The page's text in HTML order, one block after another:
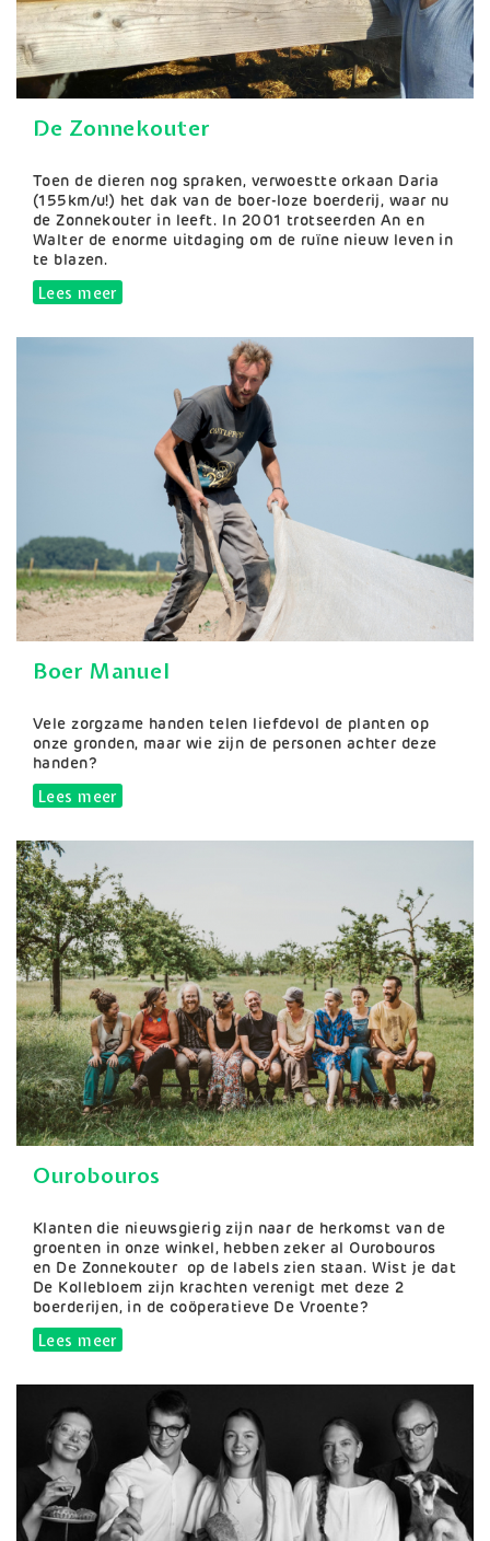
De Zonnekouter
Samenvatting
Toen de dieren nog spraken, verwoestte orkaan Daria
(155km/u!) het dak van de boer-loze boerderij, waar nu
de Zonnekouter in leeft. In 2001 trotseerden An en
Walter de enorme uitdaging om de ruïne nieuw leven in
te blazen.
Lees meerover De Zonnekouter
Boer Manuel
Samenvatting
Vele zorgzame handen telen liefdevol de planten op
onze gronden, maar wie zijn de personen achter deze
handen?
Lees meerover Boer Manuel
Ourobouros
Samenvatting
Klanten die nieuwsgierig zijn naar de herkomst van de
groenten in onze winkel, hebben zeker al Ourobouros
en De Zonnekouter op de labels zien staan. Wist je dat
De Kollebloem zijn krachten verenigt met deze 2
boerderijen, in de coöperatieve De Vroente?
Lees meerover Ourobouros